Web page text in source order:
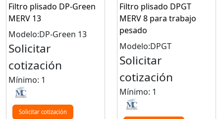
Filtro plisado DP-Green
MERV 13
Modelo:DP-Green 13
Solicitar
cotización
Mínimo: 1
Solicitar cotización
Filtro plisado DPGT
MERV 8 para trabajo
pesado
Modelo:DPGT
Solicitar
cotización
Mínimo: 1